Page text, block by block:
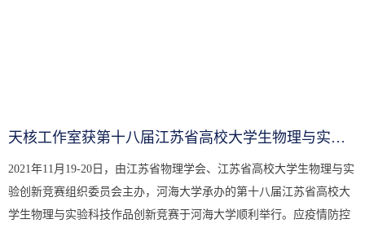
天核工作室获第十八届江苏省高校大学生物理与实验科技作品创新竞...
2021年11月19-20日，由江苏省物理学会、江苏省高校大学生物理与实
验创新竞赛组织委员会主办，河海大学承办的第十八届江苏省高校大
学生物理与实验科技作品创新竞赛于河海大学顺利举行。应疫情防控